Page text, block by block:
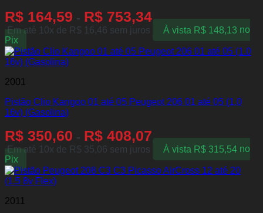
R$ 164,59 - R$ 753,34
Em até 10x de R$ 16,46 sem juros À vista R$148,13 no
Pix
2001
Pistão Clio Kangoo 01 até 05 Peugeot 206 01 até 05 (1.0
16v) (Gasolina)
R$ 350,60 - R$ 408,07
Em até 10x de R$ 35,06 sem juros À vista R$315,54 no
Pix
2011